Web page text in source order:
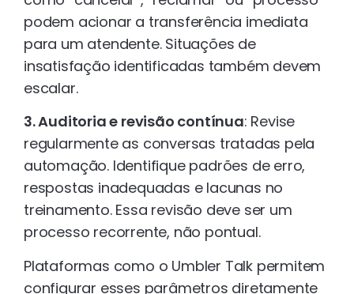
podem acionar a transferência imediata
para um atendente. Situações de
insatisfação identificadas também devem
escalar.
3. Auditoria e revisão contínua: Revise
regularmente as conversas tratadas pela
automação. Identifique padrões de erro,
respostas inadequadas e lacunas no
treinamento. Essa revisão deve ser um
processo recorrente, não pontual.
Plataformas como o Umbler Talk permitem
configurar esses parâmetros diretamente